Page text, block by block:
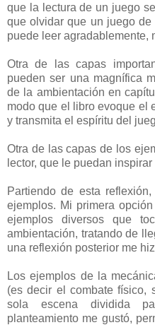
que la lectura de un juego
que olvidar que un juego
puede leer agradablemente,
Otra de las capas
pueden ser una magnífica
de la ambientación en
modo que el libro evoque el
y transmita el espíritu del
Otra de las capas de los
lector, que le puedan
Partiendo de esta
ejemplos. Mi primera
ejemplos diversos que
ambientación, tratando de
una reflexión posterior me
Los ejemplos de la
(es decir el combate físico,
sola escena dividida
planteamiento me gustó,